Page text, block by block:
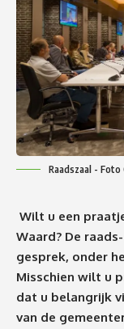
Raadszaal -
Wilt u een
Waard? De
gesprek, onder
Misschien wilt u
dat u belangrijk
van de